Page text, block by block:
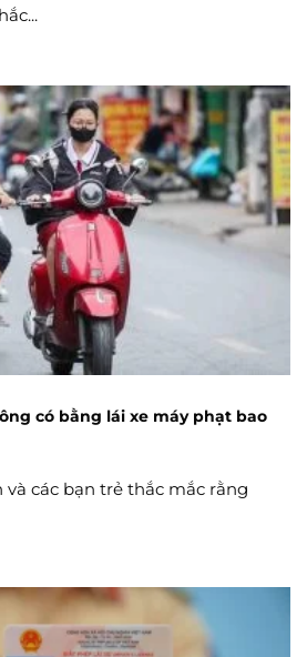
có bằng lái xe máy phạt bao
các bạn trẻ thắc mắc rằng